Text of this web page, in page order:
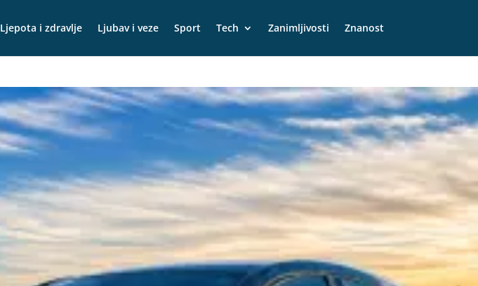
Ljepota i zdravlje Ljubav i veze Sport Tech Zanimljivosti Znanost